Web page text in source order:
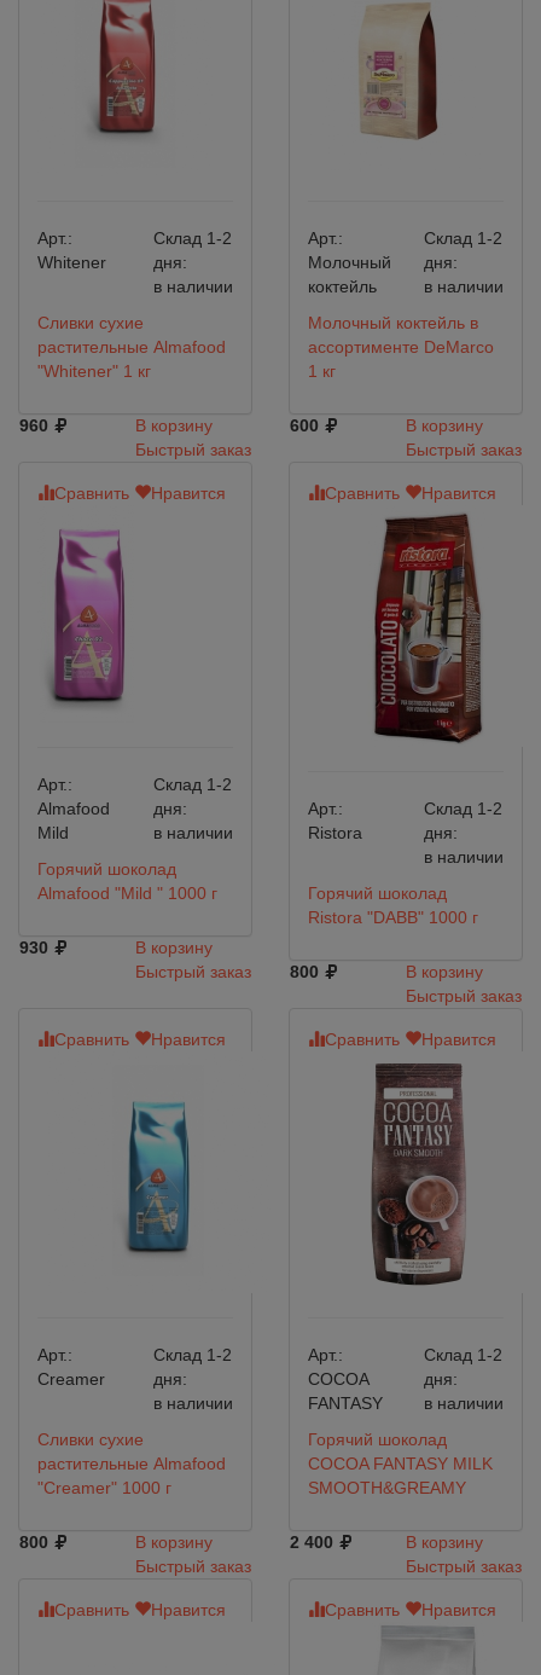
Арт.:
Whitener
Склад 1-2
дня:
в наличии
Сливки сухие
растительные Almafood
"Whitener" 1 кг
960
В корзину
Быстрый заказ
Арт.:
Молочный
коктейль
Склад 1-2
дня:
в наличии
Молочный коктейль в
ассортименте DeMarco
1 кг
600
В корзину
Быстрый заказ
Сравнить Нравится
Арт.:
Almafood
Mild
Склад 1-2
дня:
в наличии
Горячий шоколад
Almafood "Mild " 1000 г
930
В корзину
Быстрый заказ
Сравнить Нравится
Арт.:
Ristora
Склад 1-2
дня:
в наличии
Горячий шоколад
Ristora "DABB" 1000 г
800
В корзину
Быстрый заказ
Сравнить Нравится
Арт.:
Creamer
Склад 1-2
дня:
в наличии
Сливки сухие
растительные Almafood
"Creamer" 1000 г
800
В корзину
Быстрый заказ
Сравнить Нравится
Арт.:
COCOA
FANTASY
Склад 1-2
дня:
в наличии
Горячий шоколад
COCOA FANTASY MILK
SMOOTH&GREAMY
2 400
В корзину
Быстрый заказ
Сравнить Нравится Сравнить Нравится